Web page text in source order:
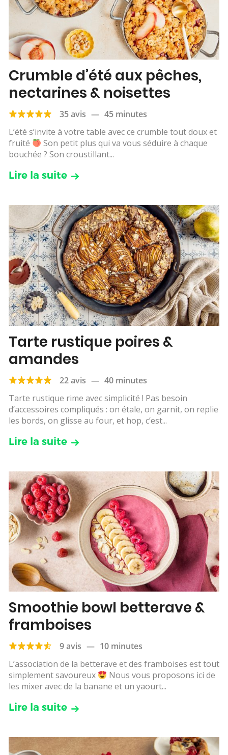
Crumble d’été aux pêches,
nectarines & noisettes
35 avis — 45 minutes
L’été s’invite à votre table avec ce crumble tout doux et
fruité
Son petit plus qui va vous séduire à chaque
bouchée ? Son croustillant...
Lire la suite
Tarte rustique poires &
amandes
22 avis — 40 minutes
Tarte rustique rime avec simplicité ! Pas besoin
d’accessoires compliqués : on étale, on garnit, on replie
les bords, on glisse au four, et hop, c’est...
Lire la suite
Smoothie bowl betterave &
framboises
9 avis — 10 minutes
L’association de la betterave et des framboises est tout
simplement savoureux
Nous vous proposons ici de
les mixer avec de la banane et un yaourt...
Lire la suite